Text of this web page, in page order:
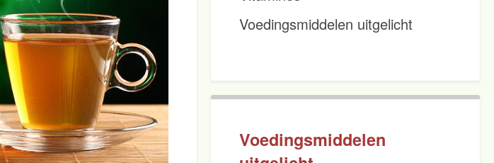
Voedingsmiddelen uitgelicht
Voedingsmiddelen